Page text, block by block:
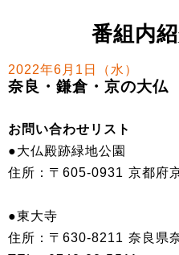
番組内
2022年6月1日（水）
奈良・鎌倉・京の大仏
お問い合わせリスト
●大仏殿跡緑地公園
住所：〒605-0931 京都府
●東大寺
住所：〒630-8211 奈良県